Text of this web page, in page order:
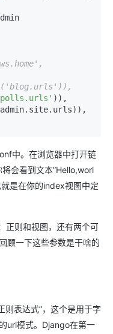
)),
中。在浏览器中打开链
会看到文本”Hello,worl
是在你的index视图中定
正则和视图，还有两个可
顾一下这些参数是干啥的
则表达式”，这个是用于字
url模式。Django在第一